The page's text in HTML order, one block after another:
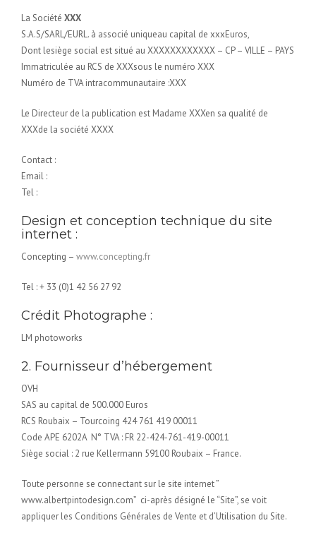
La Société XXX
S.A.S/SARL/EURL. à associé uniqueau capital de xxxEuros,
Dont lesiège social est situé au XXXXXXXXXXXX – CP – VILLE – PAYS
Immatriculée au RCS de XXXsous le numéro XXX
Numéro de TVA intracommunautaire :XXX
Le Directeur de la publication est Madame XXXen sa qualité de
XXXde la société XXXX
Contact :
Email :
Tel :
Design et conception technique du site
internet :
Concepting – www.concepting.fr
Tel : + 33 (0)1 42 56 27 92
Crédit Photographe :
LM photoworks
2. Fournisseur d’hébergement
OVH
SAS au capital de 500.000 Euros
RCS Roubaix – Tourcoing 424 761 419 00011
Code APE 6202A N° TVA : FR 22-424-761-419-00011
Siège social : 2 rue Kellermann 59100 Roubaix – France.
Toute personne se connectant sur le site internet ”
www.albertpintodesign.com” ci-après désigné le “Site”, se voit
appliquer les Conditions Générales de Vente et d’Utilisation du Site.